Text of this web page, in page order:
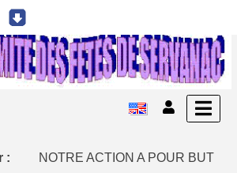
:
NOTRE ACTION A POUR BUT